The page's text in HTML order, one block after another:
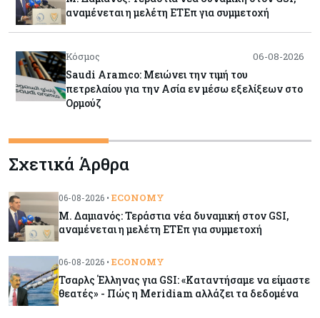
αναμένεται η μελέτη ΕΤΕπ για συμμετοχή
Κόσμος 06-08-2026
Saudi Aramco: Μειώνει την τιμή του
πετρελαίου για την Ασία εν μέσω εξελίξεων στο
Ορμούζ
Κύπρος 06-08-2026
Πιάνει δουλειά ο Κυπριακός Οργανισμός
Ανάπτυξης Επιχειρήσεων – Διορίστηκε το δ.σ.,
Κόσμος 06-08-2026
κινηματογραφικών επιδόσεων και της
απουσίας του NBA
Σχετικά Άρθρα
06-08-2026 • ECONOMY
Μ. Δαμιανός: Τεράστια νέα δυναμική στον GSI,
αναμένεται η μελέτη ΕΤΕπ για συμμετοχή
06-08-2026 • ECONOMY
Τσαρλς Έλληνας για GSI: «Καταντήσαμε να είμαστε
θεατές» - Πώς η Meridiam αλλάζει τα δεδομένα